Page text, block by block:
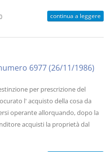
continua a leggere
6977 (26/11/1986)
per prescrizione del
l' acquisto della cosa da
operante allorquando, dopo la
acquisti la proprietà dal